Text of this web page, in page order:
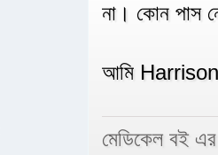
না। কোন পাস
আমি Harrison
মেডিকেল বই